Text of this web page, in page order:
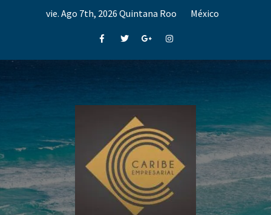
vie. Ago 7th, 2026 Quintana Roo México
FacebookTwitterGoogle+Instagram